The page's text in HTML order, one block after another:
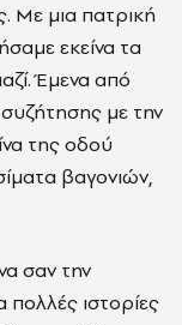
Με μια πατρική
εκείνα τα
Έμενα από
με την
της οδού
βαγονιών,
σαν την
πολλές ιστορίες